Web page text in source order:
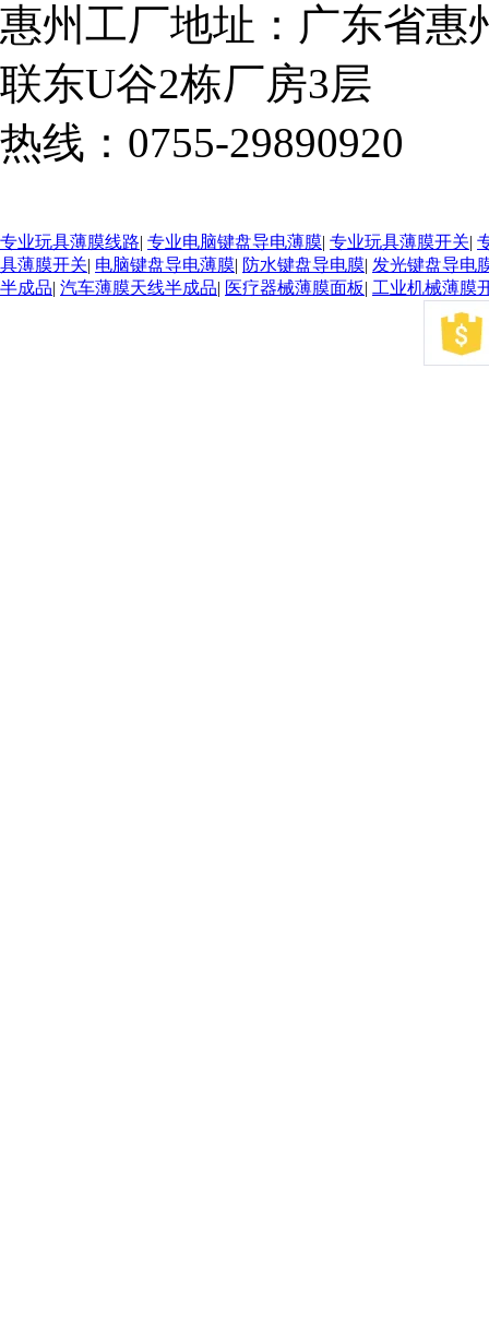
惠州工厂地址：广东省惠
联东U谷2栋厂房3层
热线：0755-29890920
专业玩具薄膜线路| 专业电脑键盘导电薄膜| 专业玩具薄膜开关|
具薄膜开关| 电脑键盘导电薄膜| 防水键盘导电膜| 发光键盘导电
半成品| 汽车薄膜天线半成品| 医疗器械薄膜面板| 工业机械薄膜